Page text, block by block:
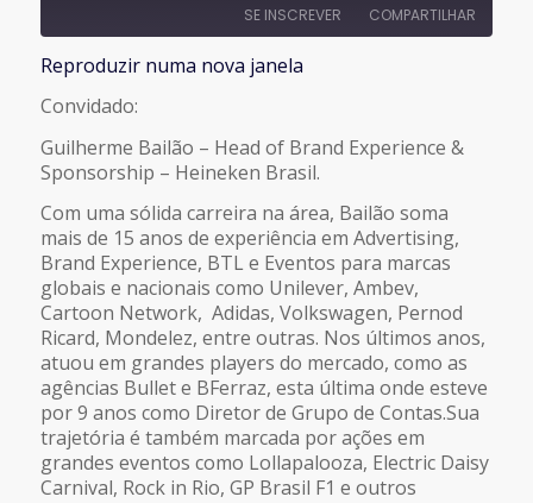
SE INSCREVER COMPARTILHAR
FEED RSS
LINK
INCORPORAR
Reproduzir numa nova janela
Convidado:
Guilherme Bailão – Head of Brand Experience &
Sponsorship – Heineken Brasil.
Com uma sólida carreira na área, Bailão soma
mais de 15 anos de experiência em Advertising,
Brand Experience, BTL e Eventos para marcas
globais e nacionais como Unilever, Ambev,
Cartoon Network, Adidas, Volkswagen, Pernod
Ricard, Mondelez, entre outras. Nos últimos anos,
atuou em grandes players do mercado, como as
agências Bullet e BFerraz, esta última onde esteve
por 9 anos como Diretor de Grupo de Contas.Sua
trajetória é também marcada por ações em
grandes eventos como Lollapalooza, Electric Daisy
Carnival, Rock in Rio, GP Brasil F1 e outros